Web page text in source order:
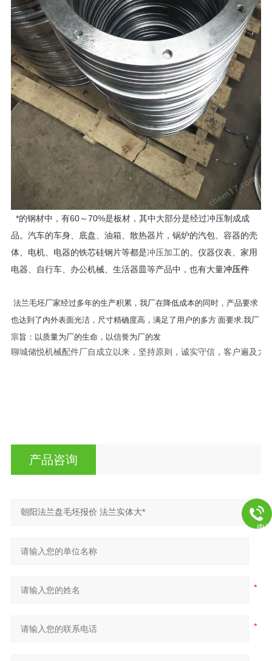
*的钢材中，有60～70%是板材，其中大部分是经过冲压制成成
品。汽车的车身、底盘、油箱、散热器片，锅炉的汽包、容器的壳
体、电机、电器的铁芯硅钢片等都是冲压加工的。仪器仪表、家用
电器、自行车、办公机械、生活器皿等产品中，也有大量冲压件
法兰毛坯厂家经过多年的生产积累，我厂在降低成本的同时，产品要求
也达到了内外表面光洁，尺寸精确度高，满足了用户的多方 面要求.我厂
宗旨：以质量为厂的生命，以信誉为厂的发
聊城储悦机械配件厂自成立以来，坚持原则，诚实守信，客户遍及
产品咨询
电